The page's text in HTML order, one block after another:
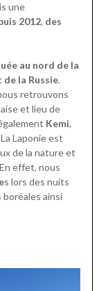
une
2012, des
au nord de la
de la Russie.
retrouvons
et lieu de
Kemi,
Laponie est
de la nature et
effet, nous
s lors des nuits
ainsi